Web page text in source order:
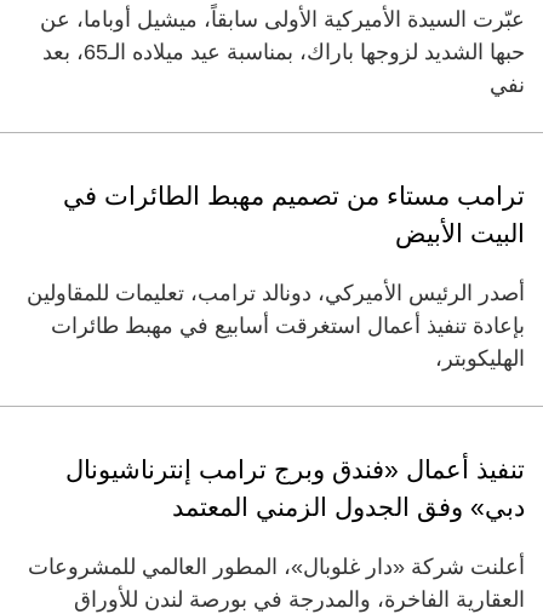
عبّرت السيدة الأميركية الأولى سابقاً، ميشيل أوباما، عن
حبها الشديد لزوجها باراك، بمناسبة عيد ميلاده الـ65، بعد
نفي
ترامب مستاء من تصميم مهبط الطائرات في
البيت الأبيض
أصدر الرئيس الأميركي، دونالد ترامب، تعليمات للمقاولين
بإعادة تنفيذ أعمال استغرقت أسابيع في مهبط طائرات
الهليكوبتر،
تنفيذ أعمال «فندق وبرج ترامب إنترناشيونال
دبي» وفق الجدول الزمني المعتمد
أعلنت شركة «دار غلوبال»، المطور العالمي للمشروعات
العقارية الفاخرة، والمدرجة في بورصة لندن للأوراق